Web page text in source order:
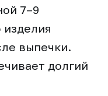
7–9
выпечки.
долгий